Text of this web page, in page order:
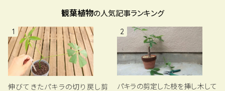
観葉植物の人気記事ランキング
1
伸びてきたパキラの切り戻し剪
2
パキラの剪定した枝を挿し木して